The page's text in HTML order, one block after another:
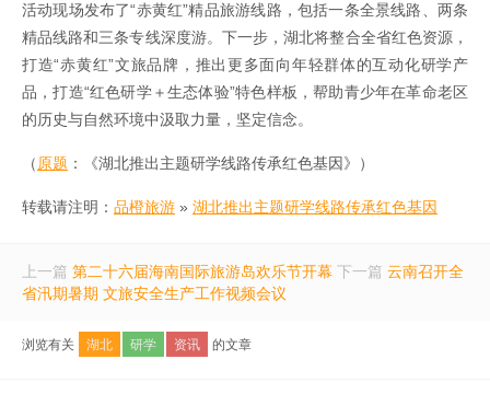
活动现场发布了“赤黄红”精品旅游线路，包括一条全景线路、两条
精品线路和三条专线深度游。下一步，湖北将整合全省红色资源，
打造“赤黄红”文旅品牌，推出更多面向年轻群体的互动化研学产
品，打造“红色研学＋生态体验”特色样板，帮助青少年在革命老区
的历史与自然环境中汲取力量，坚定信念。
（原题 ：《湖北推出主题研学线路传承红色基因》）
转载请注明： 品橙旅游 » 湖北推出主题研学线路传承红色基因
上一篇 第二十六届海南国际旅游岛欢乐节开幕 下一篇 云南召开全
省汛期暑期 文旅安全生产工作视频会议
浏览有关 湖北 研学 资讯 的文章